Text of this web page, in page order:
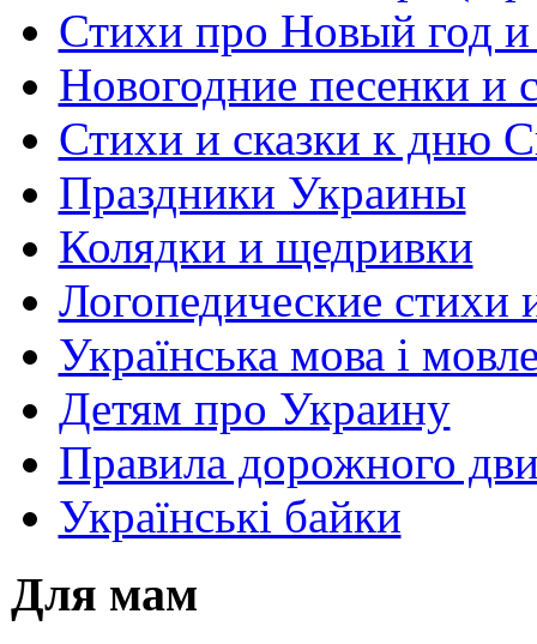
Стихи про Новый год
Новогодние песенки и
Стихи и сказки к дню
Праздники Украины
Колядки и щедривки
Логопедические стихи
Українська мова і
Детям про Украину
Правила дорожного
Українські байки
Для мам